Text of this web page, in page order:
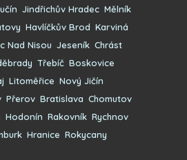
Jindřichův Hradec, Mělník,
Havlíčkův Brod Karviná
Nad Nisou Jeseník, Chrást,
Třebíč, Boskovice
Litoměřice Nový Jičín
, Přerov, Bratislava Chomutov,
Hodonín Rakovník, Rychnov
, Hranice Rokycany